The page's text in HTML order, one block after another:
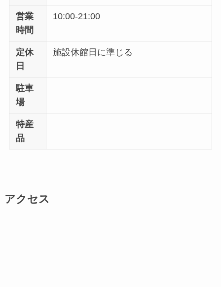
営業
時間
10:00-21:00
定休
日
施設休館日に準じる
駐車
場
特産
品
アクセス